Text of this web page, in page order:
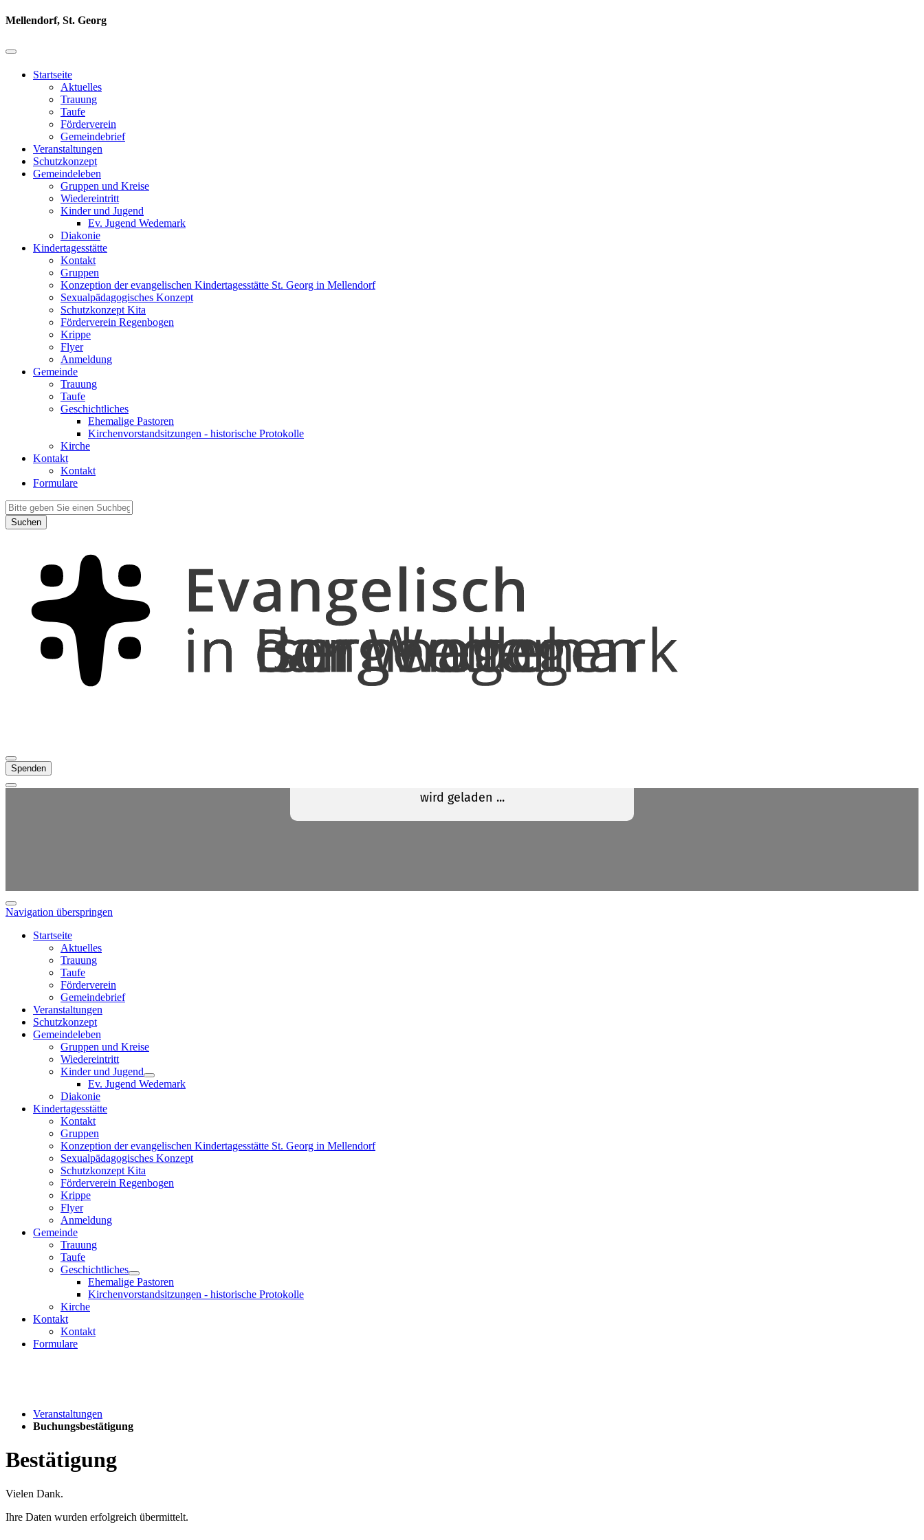
Mellendorf, St. Georg
Startseite
Aktuelles
Trauung
Taufe
Förderverein
Gemeindebrief
Veranstaltungen
Schutzkonzept
Gemeindeleben
Gruppen und Kreise
Wiedereintritt
Kinder und Jugend
Ev. Jugend Wedemark
Diakonie
Kindertagesstätte
Kontakt
Gruppen
Konzeption der evangelischen Kindertagesstätte St. Georg in Mellendorf
Sexualpädagogisches Konzept
Schutzkonzept Kita
Förderverein Regenbogen
Krippe
Flyer
Anmeldung
Gemeinde
Trauung
Taufe
Geschichtliches
Ehemalige Pastoren
Kirchenvorstandsitzungen - historische Protokolle
Kirche
Kontakt
Kontakt
Formulare
Suchen
Spenden
Navigation überspringen
Startseite
Aktuelles
Trauung
Taufe
Förderverein
Gemeindebrief
Veranstaltungen
Schutzkonzept
Gemeindeleben
Gruppen und Kreise
Wiedereintritt
Kinder und Jugend
Ev. Jugend Wedemark
Diakonie
Kindertagesstätte
Kontakt
Gruppen
Konzeption der evangelischen Kindertagesstätte St. Georg in Mellendorf
Sexualpädagogisches Konzept
Schutzkonzept Kita
Förderverein Regenbogen
Krippe
Flyer
Anmeldung
Gemeinde
Trauung
Taufe
Geschichtliches
Ehemalige Pastoren
Kirchenvorstandsitzungen - historische Protokolle
Kirche
Kontakt
Kontakt
Formulare
Veranstaltungen
Buchungsbestätigung
Bestätigung
Vielen Dank.
Ihre Daten wurden erfolgreich übermittelt.